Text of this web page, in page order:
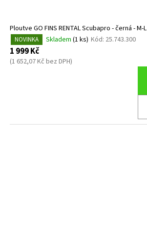
Ploutve GO FINS RENTAL Scubapro - černá - M-L
NOVINKA Skladem (1 ks) Kód: 25.743.300
1 999 Kč
(1 652,07 Kč bez DPH)